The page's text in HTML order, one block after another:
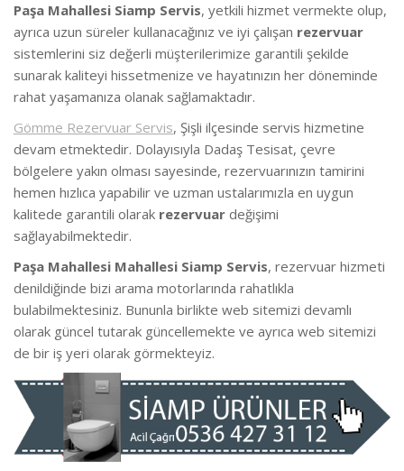
Paşa Mahallesi Siamp Servis, yetkili hizmet vermekte olup,
ayrıca uzun süreler kullanacağınız ve iyi çalışan rezervuar
sistemlerini siz değerli müşterilerimize garantili şekilde
sunarak kaliteyi hissetmenize ve hayatınızın her döneminde
rahat yaşamanıza olanak sağlamaktadır.
Gömme Rezervuar Servis, Şişli ilçesinde servis hizmetine
devam etmektedir. Dolayısıyla Dadaş Tesisat, çevre
bölgelere yakın olması sayesinde, rezervuarınızın tamirini
hemen hızlıca yapabilir ve uzman ustalarımızla en uygun
kalitede garantili olarak rezervuar değişimi
sağlayabilmektedir.
Paşa Mahallesi Mahallesi Siamp Servis, rezervuar hizmeti
denildiğinde bizi arama motorlarında rahatlıkla
bulabilmektesiniz. Bununla birlikte web sitemizi devamlı
olarak güncel tutarak güncellemekte ve ayrıca web sitemizi
de bir iş yeri olarak görmekteyiz.